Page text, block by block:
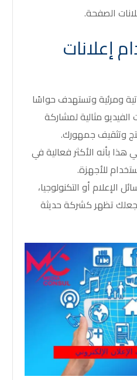
الصفحة.
إعلانات
ومرئية وتستهدف حواسًا
الفيديو مثالية لمشاركة
وتثقيف جمهورك.
هذا بأنه الأكثر فعالية في
للأجهزة.
الإعلام أو التكنولوجيا،
تظهر كشركة حديثة